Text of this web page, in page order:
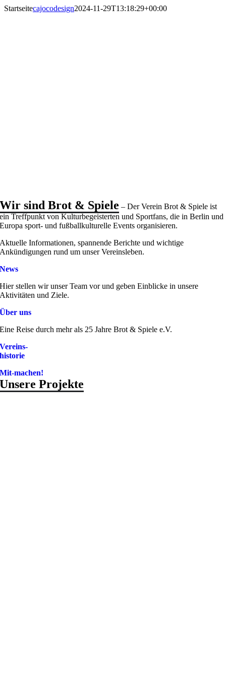
Zum
Startseitecajocodesign2024-11-29T13:18:29+00:00
Wir sind Brot & Spiele – Der Verein Brot & Spiele ist
ein Treffpunkt von Kulturbegeisterten und Sportfans, die in Berlin und
Europa sport- und fußballkulturelle Events organisieren.
Aktuelle Informationen, spannende Berichte und wichtige
Ankündigungen rund um unser Vereinsleben.
News
Hier stellen wir unser Team vor und geben Einblicke in unsere
Aktivitäten und Ziele.
Über uns
Eine Reise durch mehr als 25 Jahre Brot & Spiele e.V.
Vereins-
historie
Mit-machen!
Unsere Projekte